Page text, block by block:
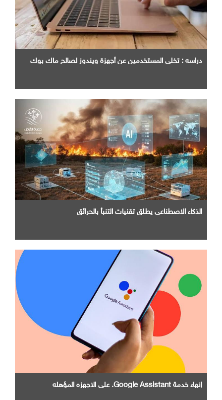
دراسه : تخلي المستخدمين عن أجهزة ويندوز لصالح ماك بوك
الذكاء الاصطناعي يطلق تقنيات التنبأ بالحرائق
إنهاء خدمة Google Assistant. علي الاجهزه المؤهله